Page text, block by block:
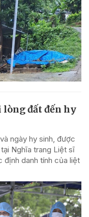
lòng đất đến hy
ngày hy sinh, được
Nghĩa trang Liệt sĩ
định danh tính của liệt